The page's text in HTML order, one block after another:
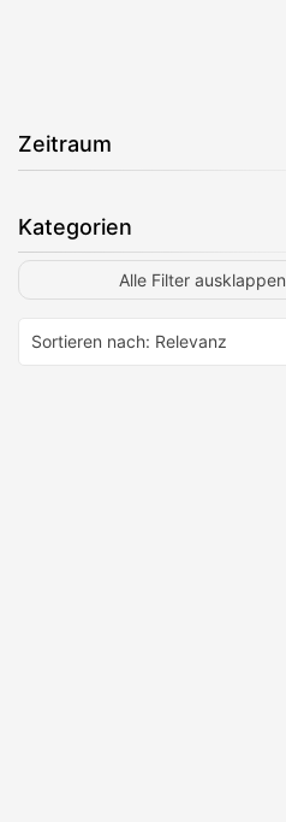
Zeitraum
Kategorien
Alle Filter ausklappen